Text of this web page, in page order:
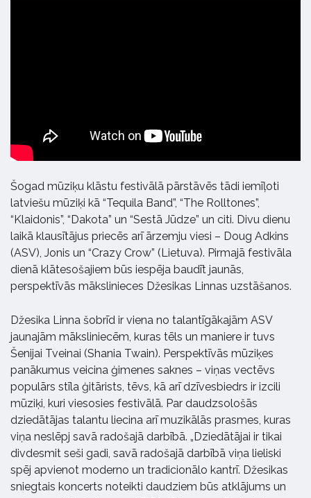
Šogad mūziķu klāstu festivālā pārstāvēs tādi iemīļoti
latviešu mūziķi kā “Tequila Band”, “The Rolltones”,
“Klaidonis”, “Dakota” un “Sestā Jūdze” un citi. Divu dienu
laikā klausītājus priecēs arī ārzemju viesi – Doug Adkins
(ASV), Jonis un “Crazy Crow” (Lietuva). Pirmajā festivāla
dienā klātesošajiem būs iespēja baudīt jaunās,
perspektīvās mākslinieces Džesikas Linnas uzstāšanos.
Džesika Linna šobrīd ir viena no talantīgākajām ASV
jaunajām māksliniecēm, kuras tēls un maniere ir tuvs
Šenijai Tveinai (Shania Twain). Perspektīvās mūziķes
panākumus veicina ģimenes saknes – viņas vectēvs
populārs stīla ģitārists, tēvs, kā arī dzīvesbiedrs ir izcili
mūziķi, kuri viesosies festivālā. Par daudzsološās
dziedātājas talantu liecina arī muzikālās prasmes, kuras
viņa neslēpj savā radošajā darbībā. „Dziedātājai ir tikai
divdesmit seši gadi, savā radošajā darbībā viņa lieliski
spēj apvienot moderno un tradicionālo kantrī. Džesikas
sniegtais koncerts noteikti daudziem būs atklājums un